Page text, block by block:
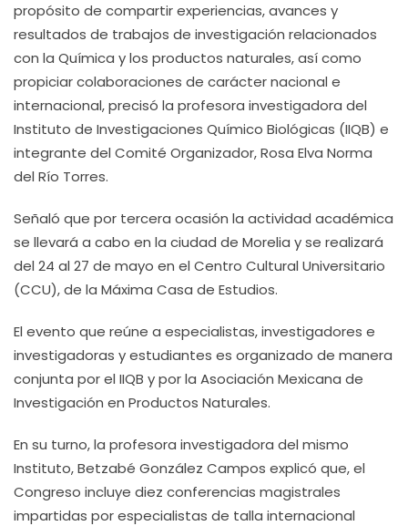
propósito de compartir experiencias, avances y
resultados de trabajos de investigación relacionados
con la Química y los productos naturales, así como
propiciar colaboraciones de carácter nacional e
internacional, precisó la profesora investigadora del
Instituto de Investigaciones Químico Biológicas (IIQB) e
integrante del Comité Organizador, Rosa Elva Norma
del Río Torres.
Señaló que por tercera ocasión la actividad académica
se llevará a cabo en la ciudad de Morelia y se realizará
del 24 al 27 de mayo en el Centro Cultural Universitario
(CCU), de la Máxima Casa de Estudios.
El evento que reúne a especialistas, investigadores e
investigadoras y estudiantes es organizado de manera
conjunta por el IIQB y por la Asociación Mexicana de
Investigación en Productos Naturales.
En su turno, la profesora investigadora del mismo
Instituto, Betzabé González Campos explicó que, el
Congreso incluye diez conferencias magistrales
impartidas por especialistas de talla internacional